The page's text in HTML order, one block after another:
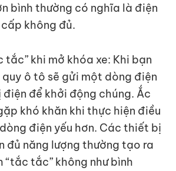
bình thường có nghĩa là điện
không đủ.
tắc” khi mở khóa xe: Khi bạn
ô tô sẽ gửi một dòng điện
để khởi động chúng. Ắc
khó khăn khi thực hiện điều
điện yếu hơn. Các thiết bị
đủ năng lượng thường tạo ra
“tắc tắc” không như bình